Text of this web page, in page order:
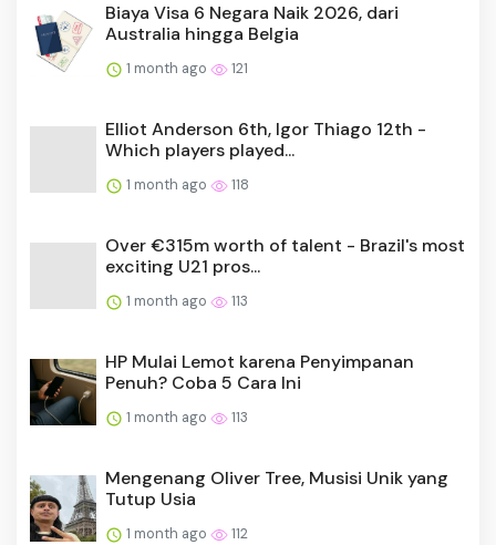
Biaya Visa 6 Negara Naik 2026, dari
Australia hingga Belgia
1 month ago 121
Elliot Anderson 6th, Igor Thiago 12th -
Which players played...
1 month ago 118
Over €315m worth of talent - Brazil's most
exciting U21 pros...
1 month ago 113
HP Mulai Lemot karena Penyimpanan
Penuh? Coba 5 Cara Ini
1 month ago 113
Mengenang Oliver Tree, Musisi Unik yang
Tutup Usia
1 month ago 112